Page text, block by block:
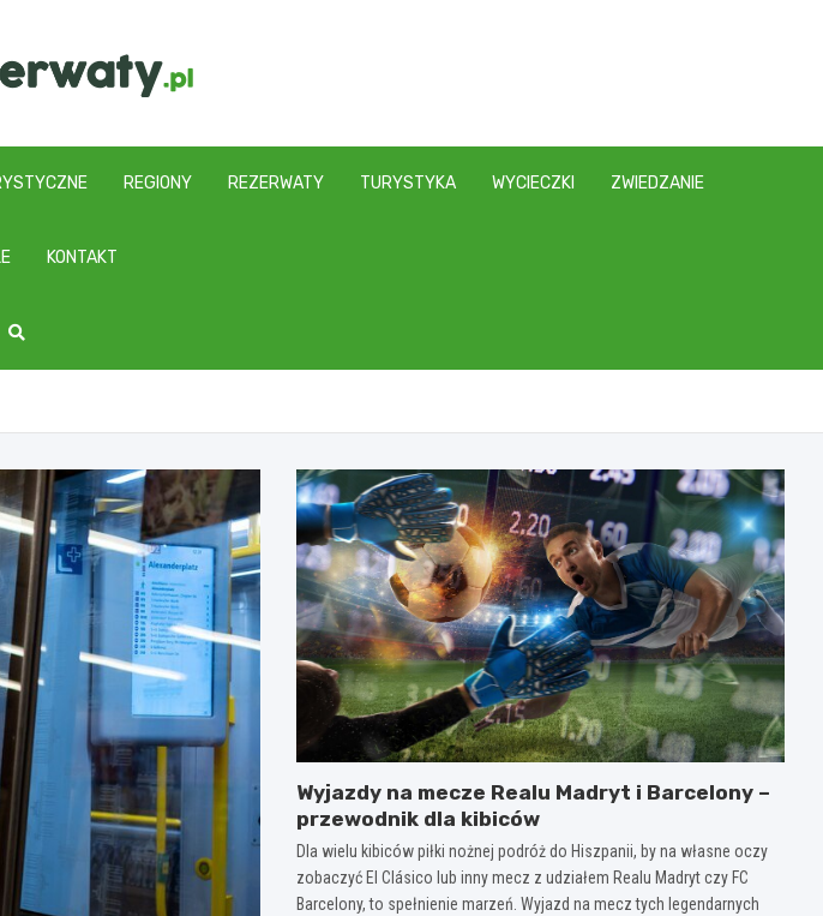
REGIONY REZERWATY TURYSTYKA WYCIECZKI ZWIEDZANIE
KONTAKT
Wyjazdy na mecze Realu Madryt i Barcelony –
przewodnik dla kibiców
Dla wielu kibiców piłki nożnej podróż do Hiszpanii, by na własne oczy
zobaczyć El Clásico lub inny mecz z udziałem Realu Madryt czy FC
Barcelony, to spełnienie marzeń. Wyjazd na mecz tych legendarnych